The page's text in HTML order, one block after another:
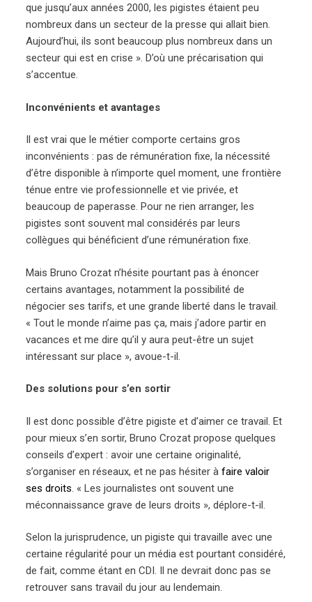
que jusqu’aux années 2000, les pigistes étaient peu
nombreux dans un secteur de la presse qui allait bien.
Aujourd’hui, ils sont beaucoup plus nombreux dans un
secteur qui est en crise ». D’où une précarisation qui
s’accentue.
Inconvénients et avantages
Il est vrai que le métier comporte certains gros
inconvénients : pas de rémunération fixe, la nécessité
d’être disponible à n’importe quel moment, une frontière
ténue entre vie professionnelle et vie privée, et
beaucoup de paperasse. Pour ne rien arranger, les
pigistes sont souvent mal considérés par leurs
collègues qui bénéficient d’une rémunération fixe.
Mais Bruno Crozat n’hésite pourtant pas à énoncer
certains avantages, notamment la possibilité de
négocier ses tarifs, et une grande liberté dans le travail.
« Tout le monde n’aime pas ça, mais j’adore partir en
vacances et me dire qu’il y aura peut-être un sujet
intéressant sur place », avoue-t-il.
Des solutions pour s’en sortir
Il est donc possible d’être pigiste et d’aimer ce travail. Et
pour mieux s’en sortir, Bruno Crozat propose quelques
conseils d’expert : avoir une certaine originalité,
s’organiser en réseaux, et ne pas hésiter àfaire valoir
ses droits . « Les journalistes ont souvent une
méconnaissance grave de leurs droits », déplore-t-il.
Selon la jurisprudence, un pigiste qui travaille avec une
certaine régularité pour un média est pourtant considéré,
de fait, comme étant en CDI. Il ne devrait donc pas se
retrouver sans travail du jour au lendemain.